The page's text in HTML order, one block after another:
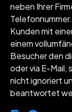
neben Ihrer
Kunden mit
einem
Besucher den
oder via E-Mail,
nicht ignoriert
beantwortet